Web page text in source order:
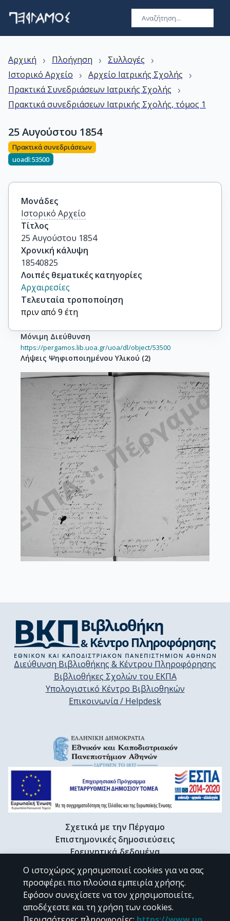
Αρχική › Πλοήγηση › Συλλογές ›
Ιστορικό Αρχείο › Αρχείο Ιατρικής Σχολής ›
Πρακτικά Συνεδριάσεων Ιατρικής Σχολής ›
Πρακτικά συνεδριάσεων Ιατρικής Σχολής, τόμος 1
25 Αυγούστου 1854
Πρακτικά συνεδριάσεων
uoadl:53500
Μονάδες
Ιστορικό Αρχείο
Τίτλος
25 Αυγούστου 1854
Χρονική κάλυψη
18540825
Λοιπές θεματικές κατηγορίες
Αρχαιρεσίες
Τελευταία τροποποίηση
πριν από 9 έτη
Μόνιμη Διεύθυνση
https://pergamos.lib.uoa.gr/uoa/dl/object/53500
Λήψεις Ψηφιοποιημένου Υλικού (2)
Διεύθυνση Βιβλιοθήκης & Κέντρου Πληροφόρησης
Βιβλιοθήκες Σχολών του ΕΚΠΑ
Υπολογιστικό Κέντρο Βιβλιοθηκών
Επικοινωνία / Helpdesk
Σχετικά με την Πέργαμο
Επιστημονικές δημοσιεύσεις
Ερευνητικά δεδομένα
Διδακτορικές διατριβές & Γκρίζα βιβλιογραφία
Προφίλ Ερευνητή
CC BY-NC 4.0
Ο ιστοχώρος χρησιμοποιεί cookies για να σας
προσφέρει πιο πλούσια εμπειρία χρήσης.
Εφόσον συνεχίσετε να τον χρησιμοποιείτε,
αποδέχεστε και τη χρήση των cookies.